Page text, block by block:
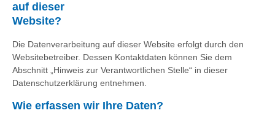
auf dieser
Website?
Die Datenverarbeitung auf dieser Website erfolgt durch den
Websitebetreiber. Dessen Kontaktdaten können Sie dem
Abschnitt „Hinweis zur Verantwortlichen Stelle“ in dieser
Datenschutzerklärung entnehmen.
Wie erfassen wir Ihre Daten?